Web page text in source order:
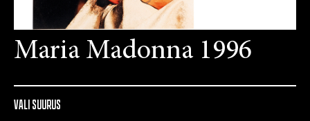
Maria Madonna 1996
VALI SUURUS